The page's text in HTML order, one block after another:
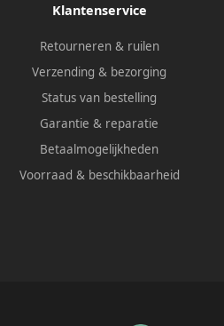
Klantenservice
Retourneren & ruilen
Verzending & bezorging
Status van bestelling
Garantie & reparatie
Betaalmogelijkheden
Voorraad & beschikbaarheid